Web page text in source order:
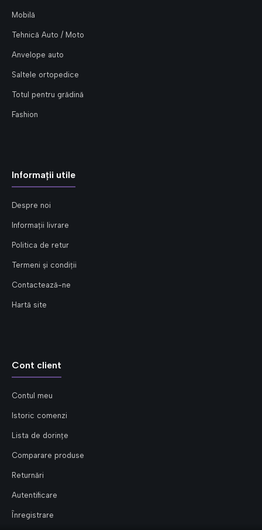
Mobilă
Tehnică Auto / Moto
Anvelope auto
Saltele ortopedice
Totul pentru grădină
Fashion
Informații utile
Despre noi
Informații livrare
Politica de retur
Termeni și condiții
Contactează-ne
Hartă site
Cont client
Contul meu
Istoric comenzi
Lista de dorințe
Comparare produse
Returnări
Autentificare
Înregistrare